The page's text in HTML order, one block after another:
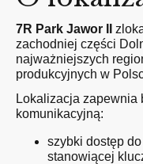
7R Park Jawor II
zachodniej części
najważniejszych
produkcyjnych w
Lokalizacja zapewnia
komunikacyjną:
szybki dostęp
stanowiącej